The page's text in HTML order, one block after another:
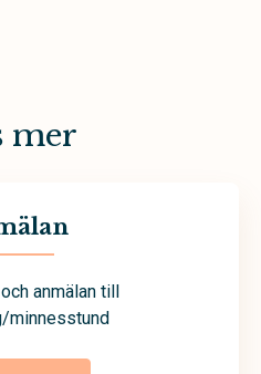
mer
anmälan till
minnesstund